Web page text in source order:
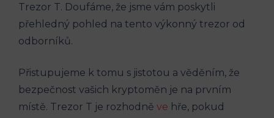
Trezor T. Doufáme, že jsme vám poskytli
přehledný pohled na tento výkonný trezor od
odborníků.
Přistupujeme k tomu s jistotou a věděním, že
bezpečnost vašich kryptoměn je na prvním
místě. Trezor T je rozhodně ve hře, pokud